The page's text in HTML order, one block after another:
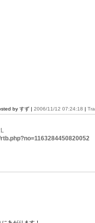
by すず | 2006/11/12 07:24:18 |